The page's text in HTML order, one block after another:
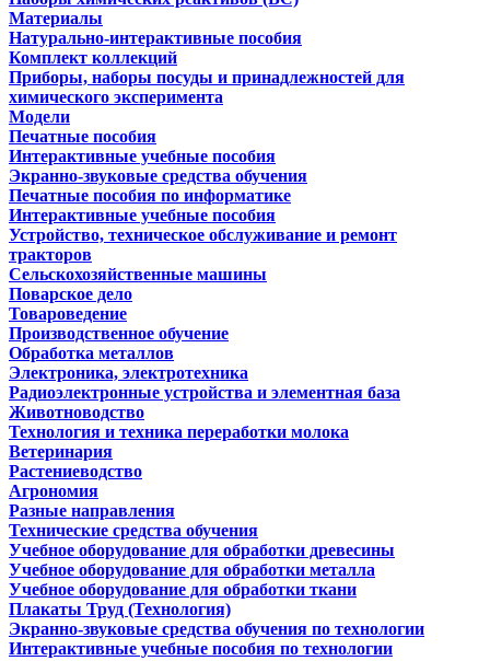
Материалы
Натурально-интерактивные пособия
Комплект коллекций
Приборы, наборы посуды и принадлежностей для
химического эксперимента
Модели
Печатные пособия
Интерактивные учебные пособия
Экранно-звуковые средства обучения
Печатные пособия по информатике
Интерактивные учебные пособия
Устройство, техническое обслуживание и ремонт
тракторов
Сельскохозяйственные машины
Поварское дело
Товароведение
Производственное обучение
Обработка металлов
Электроника, электротехника
Радиоэлектронные устройства и элементная база
Животноводство
Технология и техника переработки молока
Ветеринария
Растениеводство
Агрономия
Разные направления
Технические средства обучения
Учебное оборудование для обработки древесины
Учебное оборудование для обработки металла
Учебное оборудование для обработки ткани
Плакаты Труд (Технология)
Экранно-звуковые средства обучения по технологии
Интерактивные учебные пособия по технологии